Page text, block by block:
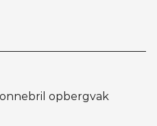
opbergvak